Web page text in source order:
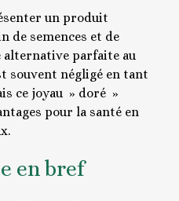
un produit
de semences et de
alternative parfaite au
souvent négligé en tant
ce joyau » doré »
pour la santé en
en bref